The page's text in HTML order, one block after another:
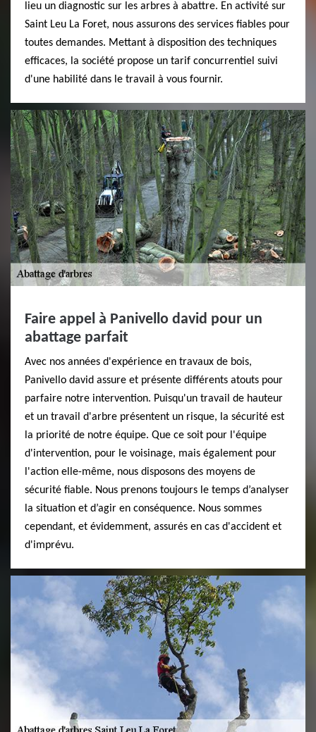
lieu un diagnostic sur les arbres à abattre. En activité sur
Saint Leu La Foret, nous assurons des services fiables pour
toutes demandes. Mettant à disposition des techniques
efficaces, la société propose un tarif concurrentiel suivi
d'une habilité dans le travail à vous fournir.
Faire appel à Panivello david pour un
abattage parfait
Avec nos années d'expérience en travaux de bois,
Panivello david assure et présente différents atouts pour
parfaire notre intervention. Puisqu'un travail de hauteur
et un travail d'arbre présentent un risque, la sécurité est
la priorité de notre équipe. Que ce soit pour l'équipe
d'intervention, pour le voisinage, mais également pour
l'action elle-même, nous disposons des moyens de
sécurité fiable. Nous prenons toujours le temps d’analyser
la situation et d’agir en conséquence. Nous sommes
cependant, et évidemment, assurés en cas d'accident et
d'imprévu.